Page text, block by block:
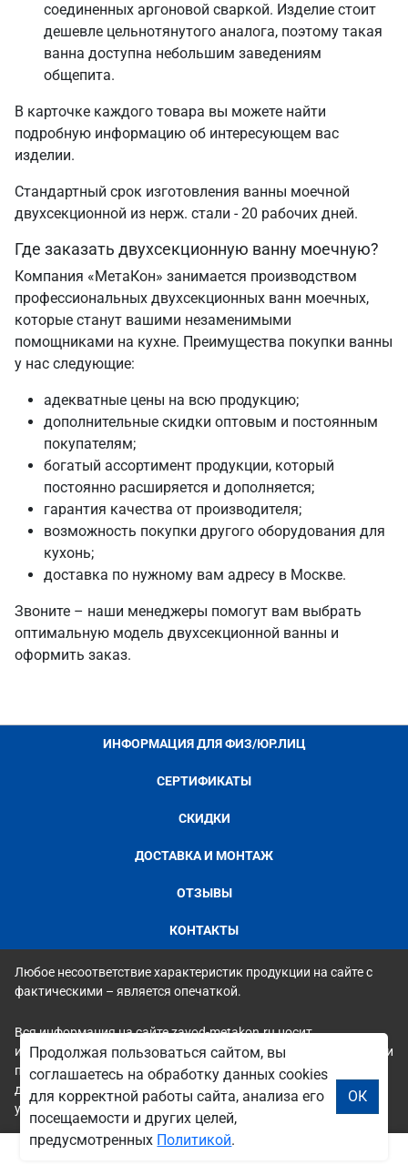
соединенных аргоновой сваркой. Изделие стоит
дешевле цельнотянутого аналога, поэтому такая
ванна доступна небольшим заведениям
общепита.
В карточке каждого товара вы можете найти
подробную информацию об интересующем вас
изделии.
Стандартный срок изготовления ванны моечной
двухсекционной из нерж. стали - 20 рабочих дней.
Где заказать двухсекционную ванну моечную?
Компания «МетаКон» занимается производством
профессиональных двухсекционных ванн моечных,
которые станут вашими незаменимыми
помощниками на кухне. Преимущества покупки ванны
у нас следующие:
адекватные цены на всю продукцию;
дополнительные скидки оптовым и постоянным
покупателям;
богатый ассортимент продукции, который
постоянно расширяется и дополняется;
гарантия качества от производителя;
возможность покупки другого оборудования для
кухонь;
доставка по нужному вам адресу в Москве.
Звоните – наши менеджеры помогут вам выбрать
оптимальную модель двухсекционной ванны и
оформить заказ.
ИНФОРМАЦИЯ ДЛЯ ФИЗ/ЮР.ЛИЦ
СЕРТИФИКАТЫ
СКИДКИ
ДОСТАВКА И МОНТАЖ
ОТЗЫВЫ
КОНТАКТЫ
Любое несоответствие характеристик продукции на сайте с
фактическими – является опечаткой.
Вся информация на сайте zavod-metakon.ru носит
исключительно ознакомительный и справочный характер и ни
при каких условиях не является публичной офертой. Всю
дополнительную информацию можно узнать по телефонам
указанным на сайте.
Продолжая пользоваться сайтом, вы
соглашаетесь на обработку данных cookies
для корректной работы сайта, анализа его
посещаемости и других целей,
предусмотренных Политикой.
ОК